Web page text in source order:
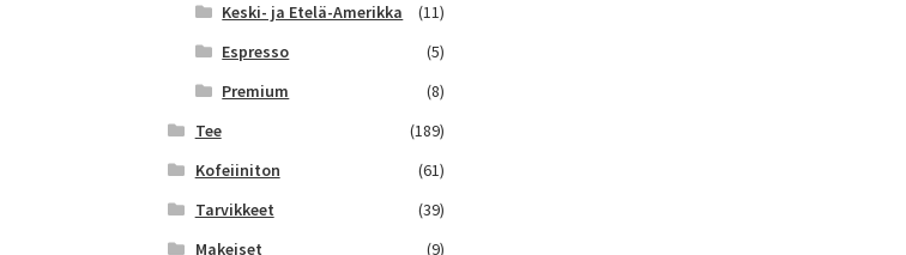
Keski- ja Etelä-Amerikka
(11)
Espresso
(5)
Premium
(8)
Tee
(189)
Kofeiiniton
(61)
Tarvikkeet
(39)
Makeiset
(9)